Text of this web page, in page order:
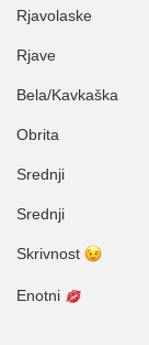
Rjavolaske
Rjave
Bela/Kavkaška
Obrita
Srednji
Srednji
Skrivnost
Enotni